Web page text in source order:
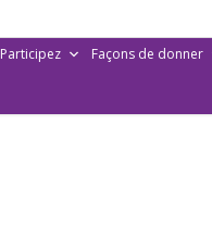
Participez Façons de donner